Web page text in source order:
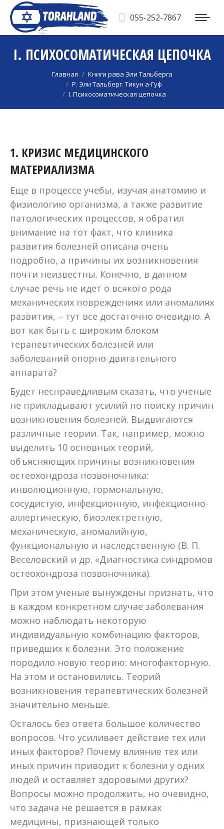
055-252-7867
I. ПСИХОСОМАТИЧЕСКАЯ ЦЕПОЧКА
Вы здесь:Главная
Книги рава Эли Тальберга
Р. Эли Тальберг. Тикун а-Гуф
I. Психосоматическая цепочка
1. КРИЗИС МЕДИЦИНСКОГО
МАТЕРИАЛИЗМА
Еще в процессе учебы, изучая анатомию и
физиологию организма, а также развитие
патологических процессов, я обратил
внимание на тот факт, что клиника
развития болезней описана очень
подробно, а причины их возникновения
почти неизвестны. Конечно, в данном
случае речь не идет о всякого рода
механических повреждениях или аномалиях
развития, – тут все достаточно очевидно. А
вот как быть с широким блоком
терапевтических болезней или
заболеваний опорно-двигательного
аппарата?
Будет несправедливым сказать, что ученые
не прикладывают усилий по поиску причин
возникновения болезней. Выдвигаются
различные теории. Так, например, можно
выделить 10 основных теорий,
объясняющих причины возникновения
остеохондроза позвоночника:
инволюционную, гормональную,
сосудистую, инфекционную, инфекционно-
аллергическую, биоэлектретную,
механическую, аномалийную,
функциональную и наследственную (В. П.
Веселовский и др. «Диагностика синдромов
остеохондроза позвоночника).
При этом ученые вынуждены признать, что
в каждом конкретном случае заболевания
можно наблюдать некоторую
индивидуальную комбинацию факторов,
приведших к болезни. Это положение
породило новую теорию: многофакторную.
На этом и остановились. Теорий
возникновения терапевтических болезней
значительно меньше.
Осталось без ответа большое количество
вопросов. Что усиливает действие тех или
иных факторов? Почему влияние тех или
иных причин приводит к болезни у одних
людей и оставляет здоровыми других?
Вопросы можно продолжить, но очевидно,
что задача не решается в рамках
медицины, признающей только